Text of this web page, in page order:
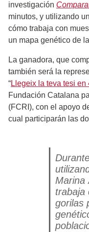
investigación
minutos, y utilizando
cómo trabaja con
un mapa genético de
La ganadora, que
también será la
“Llegeix la teva tesi en
Fundación Catalana
(FCRI), con el apoyo
cual participarán las
Marina
trabaja
gorilas